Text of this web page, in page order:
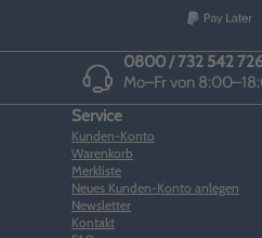
0800 / 732 542
Mo–Fr von
Service
Kunden-Konto
Warenkorb
Merkliste
Neues Kunden-Konto anlegen
Newsletter
Kontakt